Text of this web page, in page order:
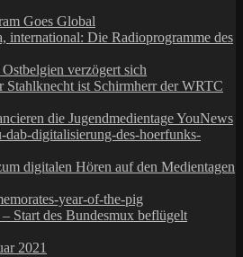
Goes Global
international: Die Radioprogramme des
verzögert sich
Stahlknecht ist Schirmherr der WRTC
die Jugendmedientage YouNews
dab-digitalisierung-des-hoerfunks-
digitalen Hören auf den Medientagen
year-of-the-pig
Start des Bundesmux beflügelt
2021